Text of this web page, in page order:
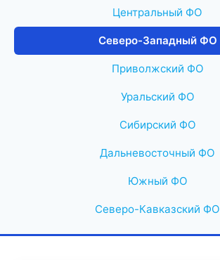
Центральный ФО
Северо-Западный ФО
Приволжский ФО
Уральский ФО
Сибирский ФО
Дальневосточный ФО
Южный ФО
Северо-Кавказский ФО